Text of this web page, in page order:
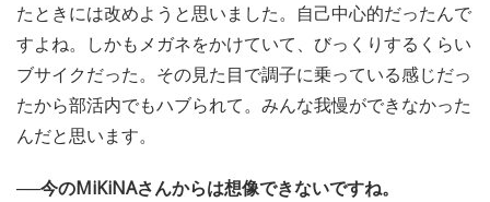
たときには改めようと思いました。自己中心的だったんで
すよね。しかもメガネをかけていて、びっくりするくらい
ブサイクだった。その見た目で調子に乗っている感じだっ
たから部活内でもハブられて。みんな我慢ができなかった
んだと思います。
──今のMiKiNAさんからは想像できないですね。